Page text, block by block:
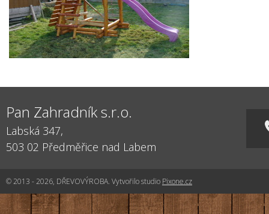
Pan Zahradník s.r.o.
Labská 347,
503 02 Předměřice nad Labem
© 2013 - 2026, DŘEVOVÝROBA. Vytvořilo studio Pixone.cz